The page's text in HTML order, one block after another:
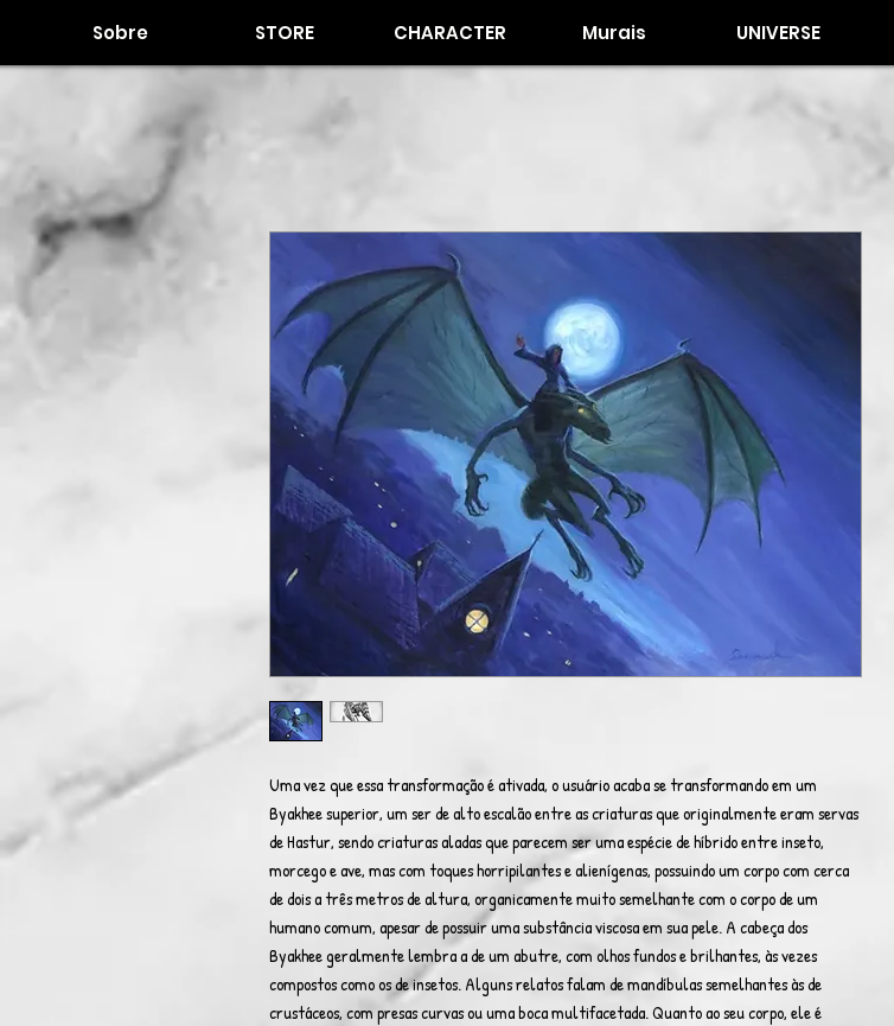
Sobre STORE CHARACTER Murais UNIVERSE
Uma vez que essa transformação é ativada, o usuário acaba se transformando em um
Byakhee superior, um ser de alto escalão entre as criaturas que originalmente eram servas
de Hastur, sendo criaturas aladas que parecem ser uma espécie de híbrido entre inseto,
morcego e ave, mas com toques horripilantes e alienígenas, possuindo um corpo com cerca
de dois a três metros de altura, organicamente muito semelhante com o corpo de um
humano comum, apesar de possuir uma substância viscosa em sua pele. A cabeça dos
Byakhee geralmente lembra a de um abutre, com olhos fundos e brilhantes, às vezes
compostos como os de insetos. Alguns relatos falam de mandíbulas semelhantes às de
crustáceos, com presas curvas ou uma boca multifacetada. Quanto ao seu corpo, ele é